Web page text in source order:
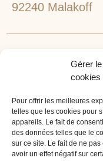
Gérer
cookies
Pour offrir les meilleures
telles que les cookies pour
appareils. Le fait de
des données telles que le
sur ce site. Le fait de ne
avoir un effet négatif sur
92240 Malakoff
1lieu1salle est
événements
gratuitement pour
château,
l'environnement que